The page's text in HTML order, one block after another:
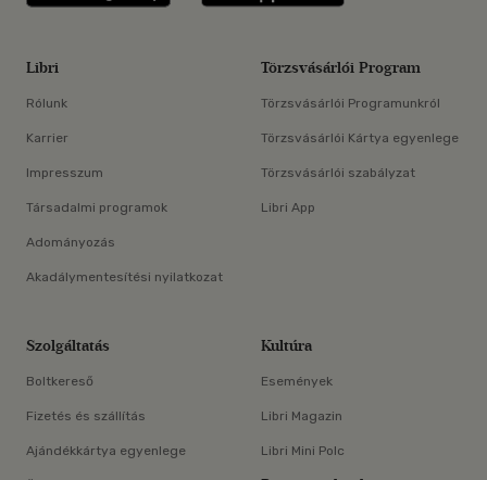
Libri
Rólunk
Karrier
Impresszum
Társadalmi programok
Adományozás
Akadálymentesítési nyilatkozat
Törzsvásárlói Program
Törzsvásárlói Programunkról
Törzsvásárlói Kártya egyenlege
Törzsvásárlói szabályzat
Libri App
Szolgáltatás
Boltkereső
Fizetés és szállítás
Ajándékkártya egyenlege
Kultúra
Események
Libri Magazin
Libri Mini Polc